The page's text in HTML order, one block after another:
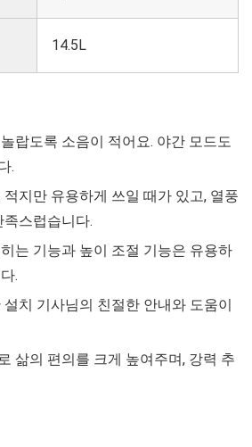
14.5L
랍도록 소음이 적어요. 야간 모드도
.
지만 유용하게 쓰일 때가 있고, 열풍
스럽습니다.
는 기능과 높이 조절 기능은 유용하
.
치 기사님의 친절한 안내와 도움이
삶의 편의를 크게 높여주며, 강력 추